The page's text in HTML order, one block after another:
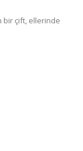
bir çift, ellerinde